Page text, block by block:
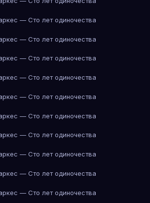
— Сто лет одиночества
— Сто лет одиночества
— Сто лет одиночества
— Сто лет одиночества
— Сто лет одиночества
— Сто лет одиночества
— Сто лет одиночества
— Сто лет одиночества
— Сто лет одиночества
— Сто лет одиночества